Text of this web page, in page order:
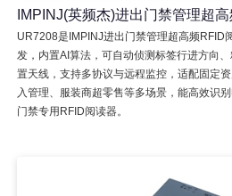
IMPINJ(英频杰)进出门禁管理超
UR7208是IMPINJ进出门禁管理超高频RFID
发，内置AI算法，可自动侦测标签行进方向
置天线，支持多协议与远程监控，适配固定
入管理、服装商超零售等多场景，能高效识
门禁专用RFID阅读器。